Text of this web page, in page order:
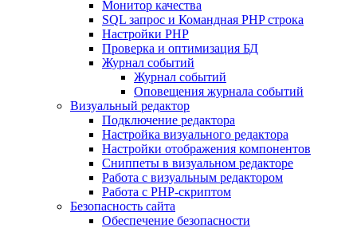
Монитор качества
SQL запрос и Командная PHP строка
Настройки PHP
Проверка и оптимизация БД
Журнал событий
Журнал событий
Оповещения журнала событий
Визуальный редактор
Подключение редактора
Настройка визуального редактора
Настройки отображения компонентов
Сниппеты в визуальном редакторе
Работа с визуальным редактором
Работа с PHP-скриптом
Безопасность сайта
Обеспечение безопасности